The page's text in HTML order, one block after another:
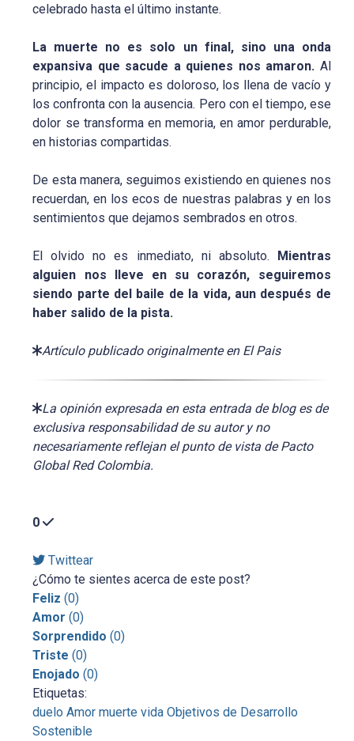
celebrado hasta el último instante.
La muerte no es solo un final, sino una onda
expansiva que sacude a quienes nos amaron. Al
principio, el impacto es doloroso, los llena de vacío y
los confronta con la ausencia. Pero con el tiempo, ese
dolor se transforma en memoria, en amor perdurable,
en historias compartidas.
De esta manera, seguimos existiendo en quienes nos
recuerdan, en los ecos de nuestras palabras y en los
sentimientos que dejamos sembrados en otros.
El olvido no es inmediato, ni absoluto. Mientras
alguien nos lleve en su corazón, seguiremos
siendo parte del baile de la vida, aun después de
haber salido de la pista.
Artículo publicado originalmente en El Pais
La opinión expresada en esta entrada de blog es de
exclusiva responsabilidad de su autor y no
necesariamente reflejan el punto de vista de Pacto
Global Red Colombia.
0
Twittear
¿Cómo te sientes acerca de este post?
Feliz (0)
Amor (0)
Sorprendido (0)
Triste (0)
Enojado (0)
Etiquetas:
duelo Amor muerte vida Objetivos de Desarrollo
Sostenible